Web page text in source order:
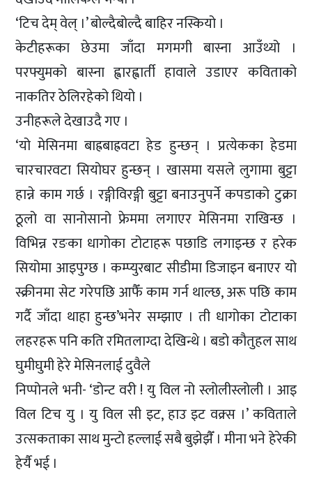
‘टिच देम् वेल् ।’ बोल्दैबोल्दै बाहिर नस्कियो ।
केटीहरूका छेउमा जाँदा मगमगी बास्ना आउँथ्यो ।
परफ्युमको बास्ना ह्वारह्वार्ती हावाले उडाएर कविताको
नाकतिर ठेलिरहेको थियो ।
उनीहरूले देखाउदै गए ।
‘यो मेसिनमा बाह्रबाह्रवटा हेड हुन्छन् । प्रत्येकका हेडमा
चारचारवटा सियोघर हुन्छन् । खासमा यसले लुगामा बुट्टा
हान्ने काम गर्छ । रङ्गीविरङ्गी बुट्टा बनाउनुपर्ने कपडाको टुक्रा
ठूलो वा सानोसानो फ्रेममा लगाएर मेसिनमा राखिन्छ ।
विभिन्न रङका धागोका टोटाहरू पछाडि लगाइन्छ र हरेक
सियोमा आइपुग्छ । कम्प्युरबाट सीडीमा डिजाइन बनाएर यो
स्क्रीनमा सेट गरेपछि आफैँ काम गर्न थाल्छ, अरू पछि काम
गर्दै जाँदा थाहा हुन्छ’भनेर सम्झाए । ती धागोका टोटाका
लहरहरू पनि कति रमितलाग्दा देखिन्थे । बडो कौतुहल साथ
घुमीघुमी हेरे मेसिनलाई दुवैले
निप्पोनले भनी- ‘डोन्ट वरी ! यु विल नो स्लोलीस्लोली । आइ
विल टिच यु । यु विल सी इट, हाउ इट वक्र्स ।’ कविताले
उत्सकताका साथ मुन्टो हल्लाई सबै बुझेझैँ । मीना भने हेरेकी
हेर्यै भई ।